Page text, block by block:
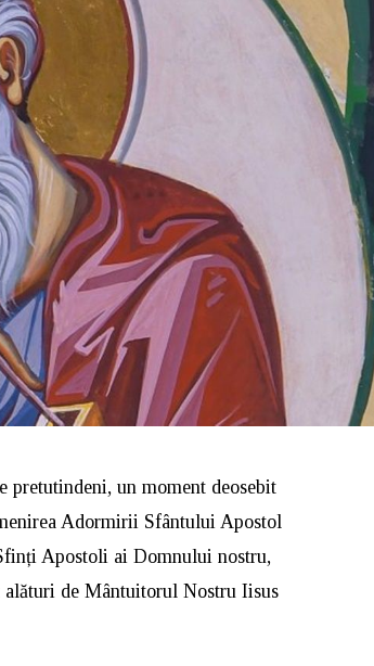
pretutindeni, un moment deosebit
Adormirii Sfântului Apostol
Apostoli ai Domnului nostru,
de Mântuitorul Nostru Iisus